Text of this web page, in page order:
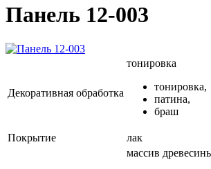
Панель 12-003
Декоративная обработка
тонировка
тонировка,
патина,
браш
Покрытие лак
массив